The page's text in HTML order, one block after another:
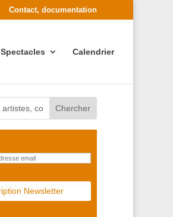
Contact, documentation
Spectacles Calendrier